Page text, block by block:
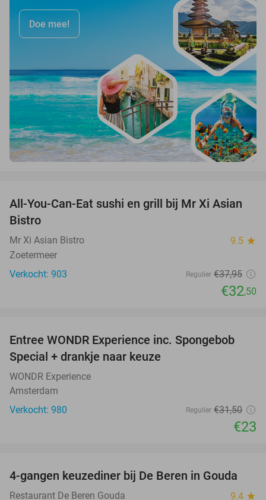
Doe mee!
14%
All-You-Can-Eat sushi en grill bij Mr Xi Asian
Bistro
Mr Xi Asian Bistro 9.5 star
Zoetermeer
Verkocht: 903
Regulier €37,95
€32,50
27%
Entree WONDR Experience inc. Spongebob
Special + drankje naar keuze
WONDR Experience
Amsterdam
Verkocht: 980
Regulier €31,50
€23
46%
4-gangen keuzediner bij De Beren in Gouda
Restaurant De Beren Gouda 9.4 star